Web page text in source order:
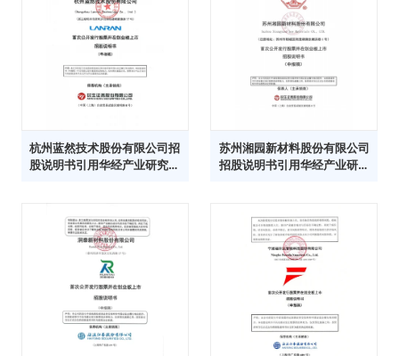
杭州蓝然技术股份有限公司招
股说明书引用华经产业研究院
苏州湘园新材料股份有限公司
招股说明书引用华经产业研究